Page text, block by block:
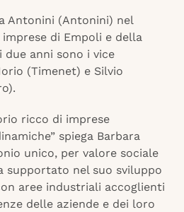
Antonini (Antonini) nel
di Empoli e della
due anni sono i vice
(Timenet) e Silvio
ricco di imprese
spiega Barbara
unico, per valore sociale
supportato nel suo sviluppo
aree industriali accoglienti
delle aziende e dei loro